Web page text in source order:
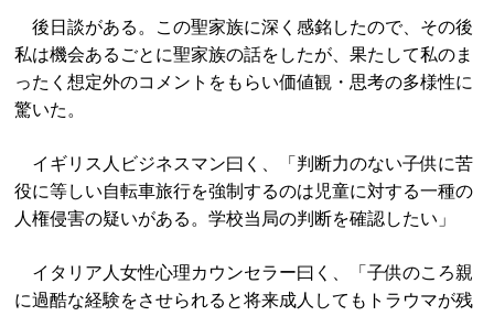
後日談がある。この聖家族に深く感銘したので、その後
私は機会あるごとに聖家族の話をしたが、果たして私のま
ったく想定外のコメントをもらい価値観・思考の多様性に
驚いた。
イギリス人ビジネスマン曰く、「判断力のない子供に苦
役に等しい自転車旅行を強制するのは児童に対する一種の
人権侵害の疑いがある。学校当局の判断を確認したい」
イタリア人女性心理カウンセラー曰く、「子供のころ親
に過酷な経験をさせられると将来成人してもトラウマが残